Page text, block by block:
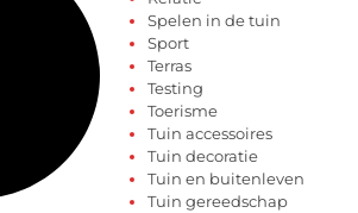
Spelen in de tuin
Sport
Terras
Testing
Toerisme
Tuin accessoires
Tuin decoratie
Tuin en buitenleven
Tuin gereedschap